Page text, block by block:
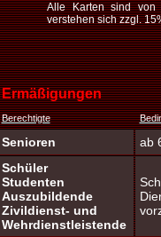
Alle Karten sind von
verstehen sich zzgl.
Ermäßigungen
Berechtigte
Senioren
ab
Schüler
Studenten
Auszubildende
Zivildienst- und
Wehrdienstleistende